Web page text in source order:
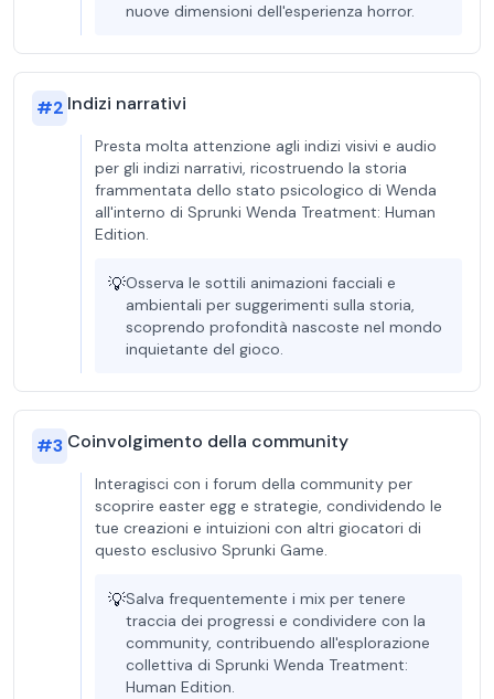
nuove dimensioni dell'esperienza horror.
#2 Indizi narrativi
Presta molta attenzione agli indizi visivi e audio
per gli indizi narrativi, ricostruendo la storia
frammentata dello stato psicologico di Wenda
all'interno di Sprunki Wenda Treatment: Human
Edition.
💡Osserva le sottili animazioni facciali e
ambientali per suggerimenti sulla storia,
scoprendo profondità nascoste nel mondo
inquietante del gioco.
#3 Coinvolgimento della community
Interagisci con i forum della community per
scoprire easter egg e strategie, condividendo le
tue creazioni e intuizioni con altri giocatori di
questo esclusivo Sprunki Game.
💡Salva frequentemente i mix per tenere
traccia dei progressi e condividere con la
community, contribuendo all'esplorazione
collettiva di Sprunki Wenda Treatment:
Human Edition.